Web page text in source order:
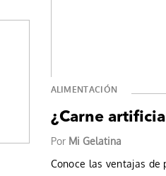
ALIMENTACIÓN
¿Carne
Por Mi Gelatina
Conoce las ventajas